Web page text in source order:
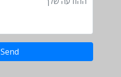
Send